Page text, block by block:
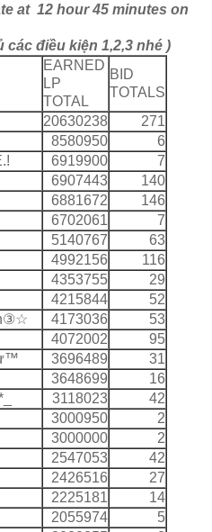
at 12 hour 45 minutes on
các điều kiện 1,2,3 nhé )
EARNED
LP
TOTAL
BID
TOTALS
20630238
271
8580950
6
6919900
7
6907443
140
6881672
146
6702061
7
5140767
63
4992156
116
4353755
29
4215844
52
4173036
53
4072002
95
3696489
31
3648699
16
3118023
42
3000950
2
3000000
2
2547053
42
2426516
27
2225181
14
2055974
5